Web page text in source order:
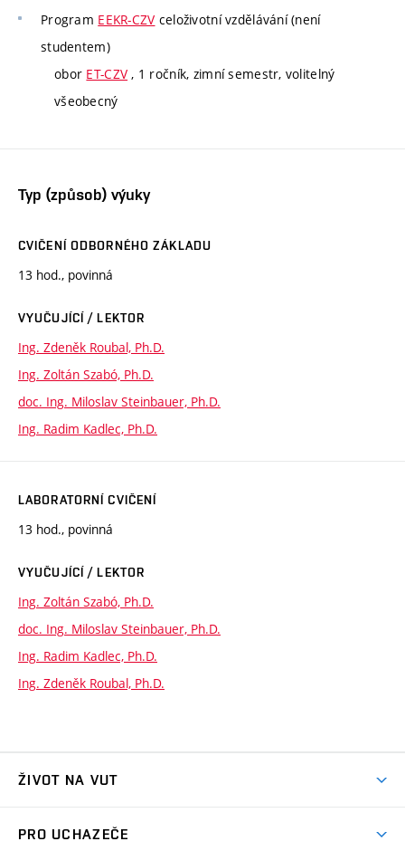
Program EEKR-CZV celoživotní vzdělávání (není
studentem)
obor ET-CZV , 1 ročník, zimní semestr, volitelný
všeobecný
Typ (způsob) výuky
CVIČENÍ ODBORNÉHO ZÁKLADU
13 hod., povinná
VYUČUJÍCÍ / LEKTOR
Ing. Zdeněk Roubal, Ph.D.
Ing. Zoltán Szabó, Ph.D.
doc. Ing. Miloslav Steinbauer, Ph.D.
Ing. Radim Kadlec, Ph.D.
LABORATORNÍ CVIČENÍ
13 hod., povinná
VYUČUJÍCÍ / LEKTOR
Ing. Zoltán Szabó, Ph.D.
doc. Ing. Miloslav Steinbauer, Ph.D.
Ing. Radim Kadlec, Ph.D.
Ing. Zdeněk Roubal, Ph.D.
ŽIVOT NA VUT
PRO UCHAZEČE